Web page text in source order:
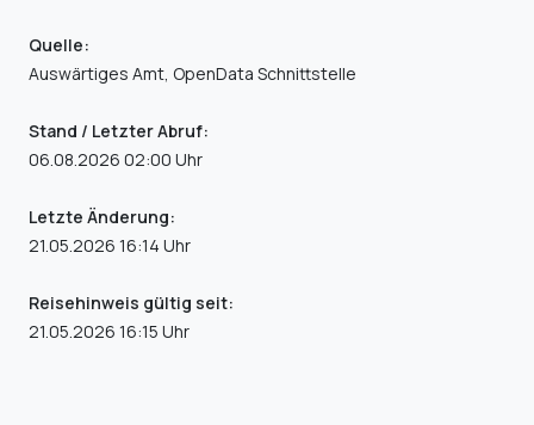
Quelle:
Auswärtiges Amt, OpenData Schnittstelle
Stand / Letzter Abruf:
06.08.2026 02:00 Uhr
Letzte Änderung:
21.05.2026 16:14 Uhr
Reisehinweis gültig seit:
21.05.2026 16:15 Uhr